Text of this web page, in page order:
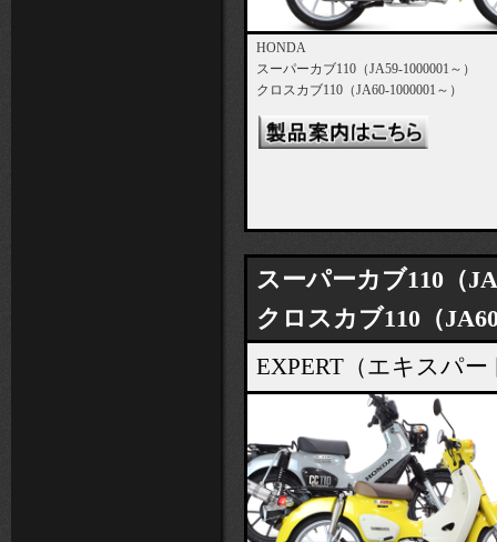
HONDA
スーパーカブ110（JA59-1000001～）
クロスカブ110（JA60-1000001～）
スーパーカブ110（
クロスカブ110（
EXPERT（エキスパ